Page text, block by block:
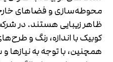
محوطه‌سازی و فضاهای
ظاهر زیبایی هستند. در
کوبیک با اندازه، رنگ و
همچنین، با توجه به نیازها